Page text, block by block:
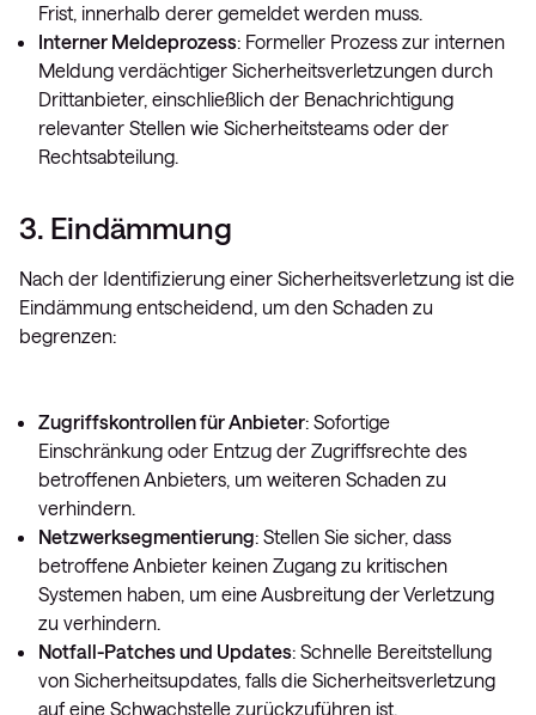
Frist, innerhalb derer gemeldet werden muss.
Interner Meldeprozess: Formeller Prozess zur internen
Meldung verdächtiger Sicherheitsverletzungen durch
Drittanbieter, einschließlich der Benachrichtigung
relevanter Stellen wie Sicherheitsteams oder der
Rechtsabteilung.
3. Eindämmung
Nach der Identifizierung einer Sicherheitsverletzung ist die
Eindämmung entscheidend, um den Schaden zu
begrenzen:
Zugriffskontrollen für Anbieter: Sofortige
Einschränkung oder Entzug der Zugriffsrechte des
betroffenen Anbieters, um weiteren Schaden zu
verhindern.
Netzwerksegmentierung: Stellen Sie sicher, dass
betroffene Anbieter keinen Zugang zu kritischen
Systemen haben, um eine Ausbreitung der Verletzung
zu verhindern.
Notfall-Patches und Updates: Schnelle Bereitstellung
von Sicherheitsupdates, falls die Sicherheitsverletzung
auf eine Schwachstelle zurückzuführen ist.